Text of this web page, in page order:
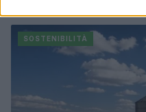
SOSTENIBILITÀ